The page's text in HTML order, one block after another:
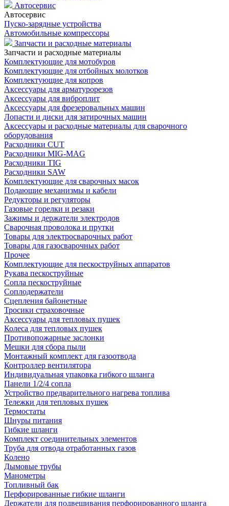
Автосервис
Автосервис
Пуско-зарядные устройства
Автомобильные компрессоры
Запчасти и расходные материалы
Запчасти и расходные материалы
Комплектующие для мотобуров
Комплектующие для отбойных молотков
Комплектующие для копров
Аксессуары для арматурорезов
Аксессуары для виброплит
Аксессуары для фрезеровальных машин
Лопасти и диски для затирочных машин
Аксессуары и расходные материалы для сварочного
оборудования
Расходники CUT
Расходники MIG-MAG
Расходники TIG
Расходники SAW
Комплектующие для сварочных масок
Подающие механизмы и кабели
Редукторы и регуляторы
Газовые горелки и резаки
Зажимы и держатели электродов
Сварочная проволока и прутки
Товары для электросварочных работ
Товары для газосварочных работ
Прочее
Комплектующие для пескоструйных аппаратов
Рукава пескоструйные
Сопла пескоструйные
Соплодержатели
Сцепления байонетные
Тросики страховочные
Аксессуары для тепловых пушек
Колеса для тепловых пушек
Противопожарные заслонки
Мешки для сбора пыли
Монтажный комплект для газоотвода
Контроллер вентилятора
Индивидуальная упаковка гибкого шланга
Панели 1/2/4 сопла
Устройство предварительного нагрева топлива
Тележки для тепловых пушек
Термостаты
Шнуры питания
Гибкие шланги
Комплект соединительных элементов
Труба для отвода отработанных газов
Колено
Дымовые трубы
Манометры
Топливный бак
Перфорированные гибкие шланги
Держатели для подвешивания перфорированного шланга